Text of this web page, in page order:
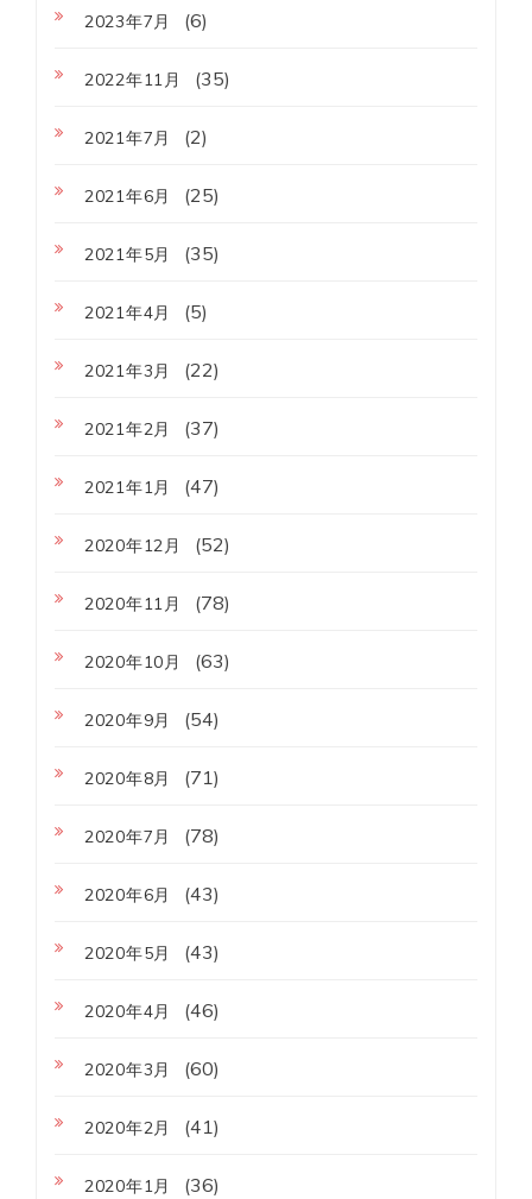
2023年7月 (6)
2022年11月 (35)
2021年7月 (2)
2021年6月 (25)
2021年5月 (35)
2021年4月 (5)
2021年3月 (22)
2021年2月 (37)
2021年1月 (47)
2020年12月 (52)
2020年11月 (78)
2020年10月 (63)
2020年9月 (54)
2020年8月 (71)
2020年7月 (78)
2020年6月 (43)
2020年5月 (43)
2020年4月 (46)
2020年3月 (60)
2020年2月 (41)
2020年1月 (36)